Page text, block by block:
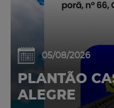
05/08/2026
PLANTÃO
ALEGRE